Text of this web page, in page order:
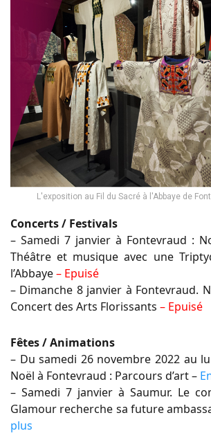
L'exposition au Fil du Sacré à l'Abbaye de
Concerts / Festivals
– Samedi 7 janvier à Fontevraud :
Théâtre et musique avec une
l’Abbaye– Epuisé
– Dimanche 8 janvier à Fontevraud.
Concert des Arts Florissants – Epuisé
Fêtes / Animations
– Du samedi 26 novembre 2022 au
Noël à Fontevraud : Parcours d’art –
– Samedi 7 janvier à Saumur. Le
Glamour recherche sa future
plus